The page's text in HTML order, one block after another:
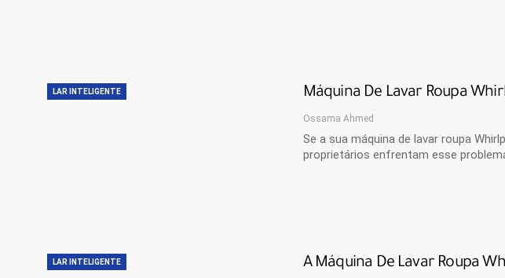
LAR INTELIGENTE Máquina De Lavar Roupa
Ossama Ahmed
Se a sua máquina de lavar roupa
proprietários enfrentam esse
LAR INTELIGENTE A Máquina De Lavar Roupa